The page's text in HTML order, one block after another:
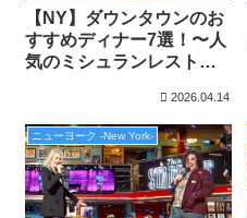
【NY】ダウンタウンのお
すすめディナー7選！〜人
気のミシュランレストラ
2026.04.14
ニューヨーク -New York-